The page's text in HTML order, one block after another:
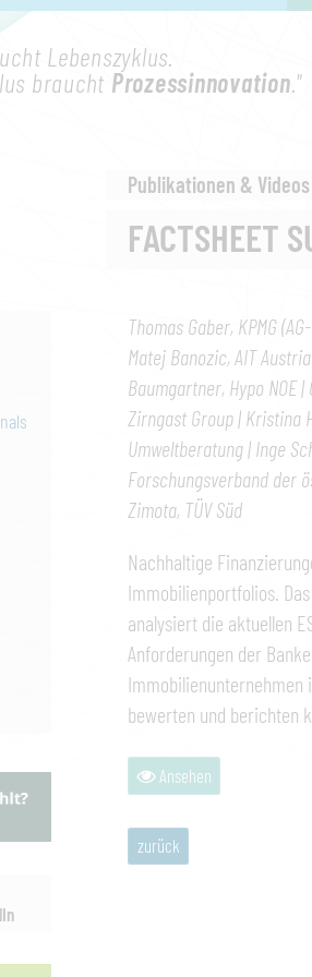
Lebenszyklus.
braucht Prozessinnovation."
Publikationen & Videos
FACTSHEET
Thomas Gaber, KPMG
Matej Banozic, AIT
Baumgartner, Hypo NOE
Zirngast Group | Kristina
Umweltberatung | Inge
Forschungsverband der
Zimota, TÜV Süd
Nachhaltige
Immobilienportfolios.
analysiert die aktuellen
Anforderungen der
bewerten und berichten
Ansehen
zurück